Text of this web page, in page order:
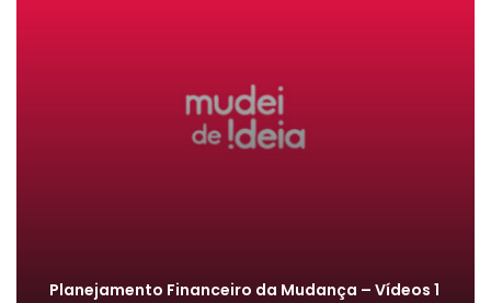
Planejamento Financeiro da Mudança – Vídeos 1